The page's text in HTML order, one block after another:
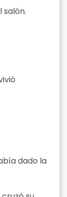
salón.
dado la